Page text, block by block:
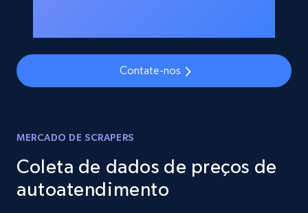
Contate-nos
MERCADO DE SCRAPERS
Coleta de dados de preços de
autoatendimento